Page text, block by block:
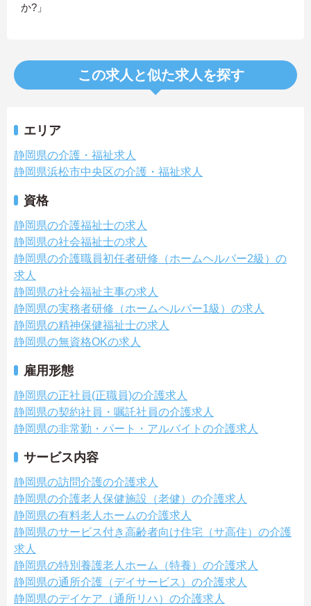
か?」
この求人と似た求人を探す
エリア
静岡県の介護・福祉求人
静岡県浜松市中央区の介護・福祉求人
資格
静岡県の介護福祉士の求人
静岡県の社会福祉士の求人
静岡県の介護職員初任者研修（ホームヘルパー2級）の
求人
静岡県の社会福祉主事の求人
静岡県の実務者研修（ホームヘルパー1級）の求人
静岡県の精神保健福祉士の求人
静岡県の無資格OKの求人
雇用形態
静岡県の正社員(正職員)の介護求人
静岡県の契約社員・嘱託社員の介護求人
静岡県の非常勤・パート・アルバイトの介護求人
サービス内容
静岡県の訪問介護の介護求人
静岡県の介護老人保健施設（老健）の介護求人
静岡県の有料老人ホームの介護求人
静岡県のサービス付き高齢者向け住宅（サ高住）の介護
求人
静岡県の特別養護老人ホーム（特養）の介護求人
静岡県の通所介護（デイサービス）の介護求人
静岡県のデイケア（通所リハ）の介護求人